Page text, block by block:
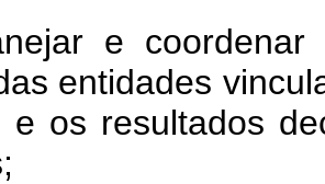
e coordenar
entidades
e os resultados